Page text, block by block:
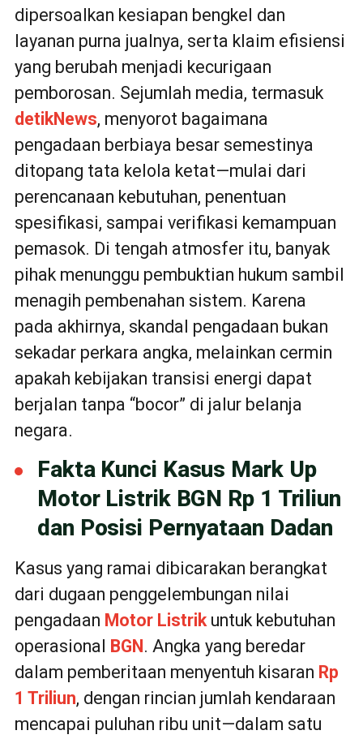
dipersoalkan kesiapan bengkel dan
layanan purna jualnya, serta klaim efisiensi
yang berubah menjadi kecurigaan
pemborosan. Sejumlah media, termasuk
detikNews, menyorot bagaimana
pengadaan berbiaya besar semestinya
ditopang tata kelola ketat—mulai dari
perencanaan kebutuhan, penentuan
spesifikasi, sampai verifikasi kemampuan
pemasok. Di tengah atmosfer itu, banyak
pihak menunggu pembuktian hukum sambil
menagih pembenahan sistem. Karena
pada akhirnya, skandal pengadaan bukan
sekadar perkara angka, melainkan cermin
apakah kebijakan transisi energi dapat
berjalan tanpa “bocor” di jalur belanja
negara.
Fakta Kunci Kasus Mark Up
Motor Listrik BGN Rp 1 Triliun
dan Posisi Pernyataan Dadan
Kasus yang ramai dibicarakan berangkat
dari dugaan penggelembungan nilai
pengadaan Motor Listrikuntuk kebutuhan
operasional
BGN . Angka yang beredar
dalam pemberitaan menyentuh kisaran Rp
1 Triliun, dengan rincian jumlah kendaraan
mencapai puluhan ribu unit—dalam satu